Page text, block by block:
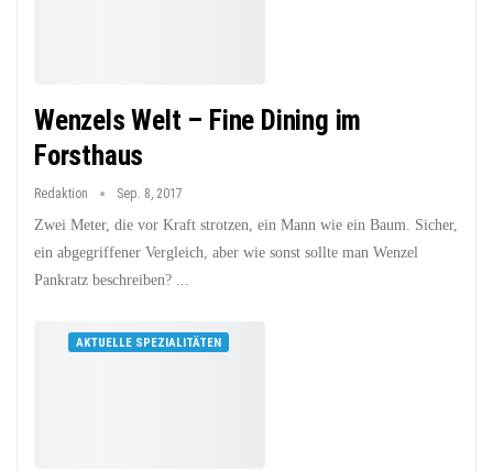
Wenzels Welt – Fine Dining im
Forsthaus
Redaktion Sep. 8, 2017
Zwei Meter, die vor Kraft strotzen, ein Mann wie ein Baum. Sicher,
ein abgegriffener Vergleich, aber wie sonst sollte man Wenzel
Pankratz beschreiben? ...
AKTUELLE SPEZIALITÄTEN